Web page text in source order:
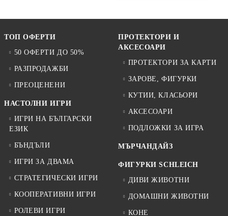
ТОП ОФЕРТИ
50 ОФЕРТИ ДО 50%
РАЗПРОДАЖБИ
ПРЕОЦЕНЕНИ
НАСТОЛНИ ИГРИ
ИГРИ НА БЪЛГАРСКИ
ЕЗИК
БЪНДЪЛИ
ИГРИ ЗА ДВАМА
СТРАТЕГИЧЕСКИ ИГРИ
КООПЕРАТИВНИ ИГРИ
РОЛЕВИ ИГРИ
ПРОТЕКТОРИ И
АКСЕСОАРИ
ПРОТЕКТОРИ ЗА КАРТИ
ЗАРОВЕ, ФИГУРКИ
КУТИИ, КЛАСЬОРИ
АКСЕСОАРИ
ПОДЛОЖКИ ЗА ИГРА
МЪРЧАНДАЙЗ
ФИГУРКИ SCHLEICH
ДИВИ ЖИВОТНИ
ДОМАШНИ ЖИВОТНИ
КОНЕ